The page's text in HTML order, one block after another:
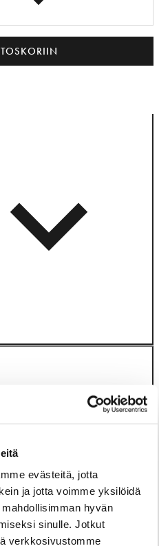
evästeitä, jotta
ja jotta voimme yksilöidä
hyvän
sinulle. Jotkut
verkkosivustomme